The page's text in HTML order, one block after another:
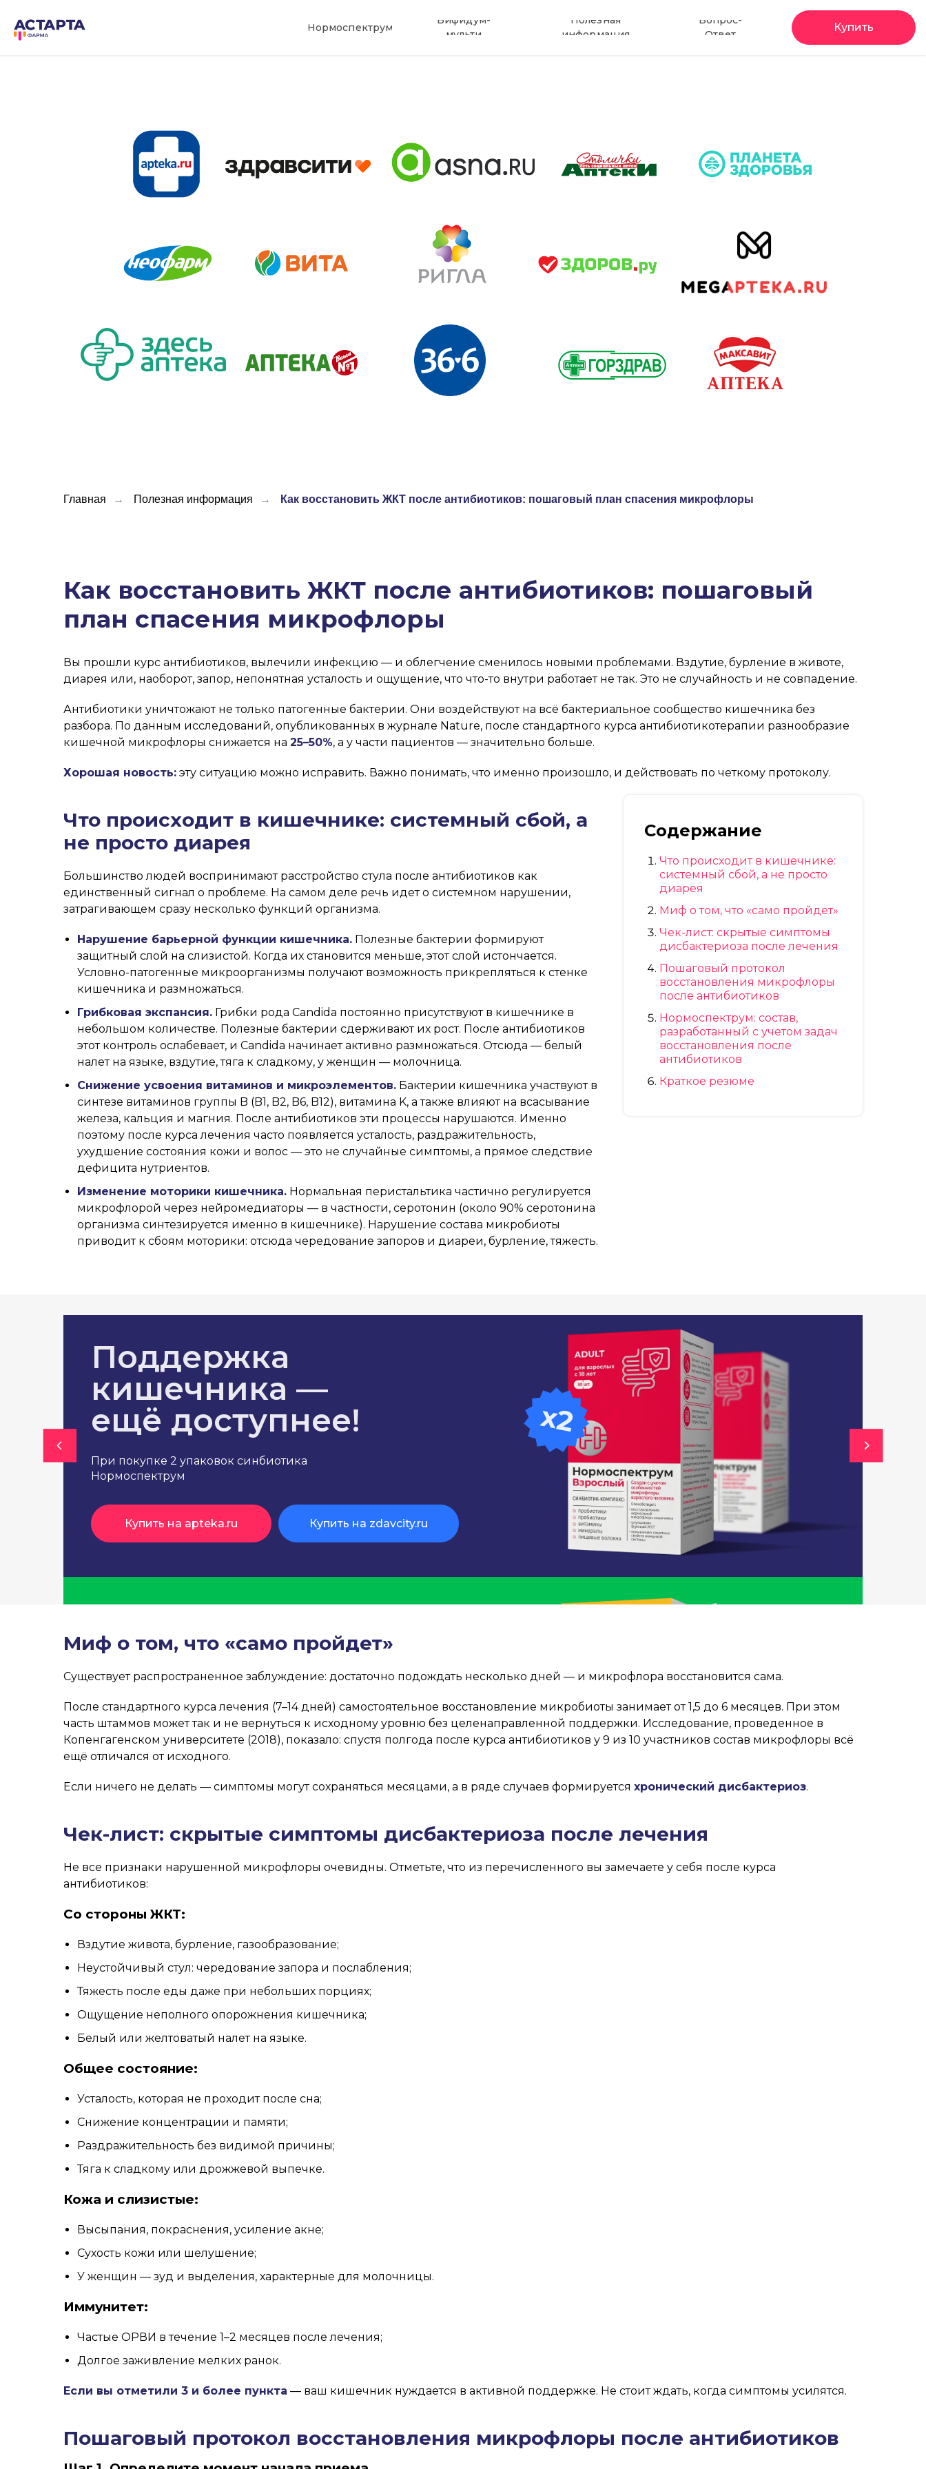
Нормоспектрум
Полезная
информация
Бифидум-
мульти
Вопрос-
Ответ
Купить
Главная → Полезная информация → Как восстановить ЖКТ после антибиотиков: пошаговый план спасения микрофлоры
Как восстановить ЖКТ после антибиотиков: пошаговый
план спасения микрофлоры
Вы прошли курс антибиотиков, вылечили инфекцию — и облегчение сменилось новыми проблемами. Вздутие, бурление в животе,
диарея или, наоборот, запор, непонятная усталость и ощущение, что что-то внутри работает не так. Это не случайность и не совпадение.
Антибиотики уничтожают не только патогенные бактерии. Они воздействуют на всё бактериальное сообщество кишечника без
разбора. По данным исследований, опубликованных в журнале Nature, после стандартного курса антибиотикотерапии разнообразие
кишечной микрофлоры снижается на 25–50%, а у части пациентов — значительно больше.
Хорошая новость: эту ситуацию можно исправить. Важно понимать, что именно произошло, и действовать по четкому протоколу.
Содержание
Что происходит в кишечнике:
системный сбой, а не просто
диарея
Миф о том, что «само пройдет»
Чек-лист: скрытые симптомы
дисбактериоза после лечения
Пошаговый протокол
восстановления микрофлоры
после антибиотиков
Нормоспектрум: состав,
разработанный с учетом задач
восстановления после
антибиотиков
Краткое резюме
Что происходит в кишечнике: системный сбой, а
не просто диарея
Большинство людей воспринимают расстройство стула после антибиотиков как
единственный сигнал о проблеме. На самом деле речь идет о системном нарушении,
затрагивающем сразу несколько функций организма.
Нарушение барьерной функции кишечника. Полезные бактерии формируют
защитный слой на слизистой. Когда их становится меньше, этот слой истончается.
Условно-патогенные микроорганизмы получают возможность прикрепляться к стенке
кишечника и размножаться.
Грибковая экспансия. Грибки рода Candida постоянно присутствуют в кишечнике в
небольшом количестве. Полезные бактерии сдерживают их рост. После антибиотиков
этот контроль ослабевает, и Candida начинает активно размножаться. Отсюда — белый
налет на языке, вздутие, тяга к сладкому, у женщин — молочница.
Снижение усвоения витаминов и микроэлементов. Бактерии кишечника участвуют в
синтезе витаминов группы B (B1, B2, B6, B12), витамина K, а также влияют на всасывание
железа, кальция и магния. После антибиотиков эти процессы нарушаются. Именно
поэтому после курса лечения часто появляется усталость, раздражительность,
ухудшение состояния кожи и волос — это не случайные симптомы, а прямое следствие
дефицита нутриентов.
Изменение моторики кишечника. Нормальная перистальтика частично регулируется
микрофлорой через нейромедиаторы — в частности, серотонин (около 90% серотонина
организма синтезируется именно в кишечнике). Нарушение состава микробиоты
приводит к сбоям моторики: отсюда чередование запоров и диареи, бурление, тяжесть.
Купить на zdavcity.ru
Купить на apteka.ru
Поддержка
кишечника —
ещё доступнее!
x2
При покупке 2 упаковок синбиотика
Нормоспектрум
Купить на apteka.ru
Скидка 20%
на синбиотик
Нормоспектрум Юниор!
Забота о микрофлоре
кишечника детей и подростков.
Миф о том, что «само пройдет»
Существует распространенное заблуждение: достаточно подождать несколько дней — и микрофлора восстановится сама.
После стандартного курса лечения (7–14 дней) самостоятельное восстановление микробиоты занимает от 1,5 до 6 месяцев. При этом
часть штаммов может так и не вернуться к исходному уровню без целенаправленной поддержки. Исследование, проведенное в
Копенгагенском университете (2018), показало: спустя полгода после курса антибиотиков у 9 из 10 участников состав микрофлоры всё
ещё отличался от исходного.
Если ничего не делать — симптомы могут сохраняться месяцами, а в ряде случаев формируется хронический дисбактериоз.
Чек-лист: скрытые симптомы дисбактериоза после лечения
Не все признаки нарушенной микрофлоры очевидны. Отметьте, что из перечисленного вы замечаете у себя после курса
антибиотиков:
Со стороны ЖКТ:
Вздутие живота, бурление, газообразование;
Неустойчивый стул: чередование запора и послабления;
Тяжесть после еды даже при небольших порциях;
Ощущение неполного опорожнения кишечника;
Белый или желтоватый налет на языке.
Общее состояние:
Усталость, которая не проходит после сна;
Снижение концентрации и памяти;
Раздражительность без видимой причины;
Тяга к сладкому или дрожжевой выпечке.
Кожа и слизистые:
Высыпания, покраснения, усиление акне;
Сухость кожи или шелушение;
У женщин — зуд и выделения, характерные для молочницы.
Иммунитет:
Частые ОРВИ в течение 1–2 месяцев после лечения;
Долгое заживление мелких ранок.
Если вы отметили 3 и более пункта — ваш кишечник нуждается в активной поддержке. Не стоит ждать, когда симптомы усилятся.
Пошаговый протокол восстановления микрофлоры после антибиотиков